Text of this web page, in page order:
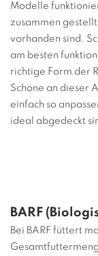
Modelle
zusammen
vorhanden sind.
am besten
richtige Form der
Schöne an dieser
einfach so
ideal abgedeckt
BARF
Bei BARF füttert